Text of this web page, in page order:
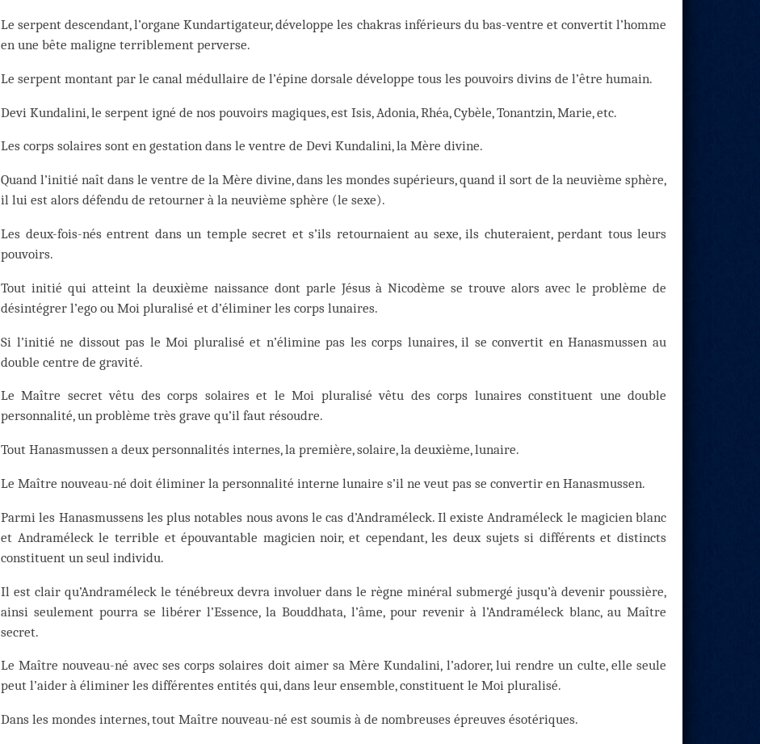
Le serpent descendant, l’organe Kundartigateur, développe les chakras inférieurs du bas-ventre et convertit l’homme
en une bête maligne terriblement perverse.
Le serpent montant par le canal médullaire de l’épine dorsale développe tous les pouvoirs divins de l’être humain.
Devi Kundalini, le serpent igné de nos pouvoirs magiques, est Isis, Adonia, Rhéa, Cybèle, Tonantzin, Marie, etc.
Les corps solaires sont en gestation dans le ventre de Devi Kundalini, la Mère divine.
Quand l’initié naît dans le ventre de la Mère divine, dans les mondes supérieurs, quand il sort de la neuvième sphère,
il lui est alors défendu de retourner à la neuvième sphère (le sexe).
Les deux-fois-nés entrent dans un temple secret et s’ils retournaient au sexe, ils chuteraient, perdant tous leurs
pouvoirs.
Tout initié qui atteint la deuxième naissance dont parle Jésus à Nicodème se trouve alors avec le problème de
désintégrer l’ego ou Moi pluralisé et d’éliminer les corps lunaires.
Si l’initié ne dissout pas le Moi pluralisé et n’élimine pas les corps lunaires, il se convertit en Hanasmussen au
double centre de gravité.
Le Maître secret vêtu des corps solaires et le Moi pluralisé vêtu des corps lunaires constituent une double
personnalité, un problème très grave qu’il faut résoudre.
Tout Hanasmussen a deux personnalités internes, la première, solaire, la deuxième, lunaire.
Le Maître nouveau-né doit éliminer la personnalité interne lunaire s’il ne veut pas se convertir en Hanasmussen.
Parmi les Hanasmussens les plus notables nous avons le cas d’Andraméleck. Il existe Andraméleck le magicien blanc
et Andraméleck le terrible et épouvantable magicien noir, et cependant, les deux sujets si différents et distincts
constituent un seul individu.
Il est clair qu’Andraméleck le ténébreux devra involuer dans le règne minéral submergé jusqu’à devenir poussière,
ainsi seulement pourra se libérer l’Essence, la Bouddhata, l’âme, pour revenir à l’Andraméleck blanc, au Maître
secret.
Le Maître nouveau-né avec ses corps solaires doit aimer sa Mère Kundalini, l’adorer, lui rendre un culte, elle seule
peut l’aider à éliminer les différentes entités qui, dans leur ensemble, constituent le Moi pluralisé.
Dans les mondes internes, tout Maître nouveau-né est soumis à de nombreuses épreuves ésotériques.